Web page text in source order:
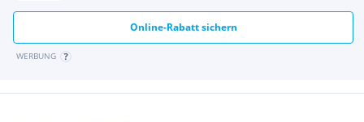
Online-Rabatt sichern
WERBUNG